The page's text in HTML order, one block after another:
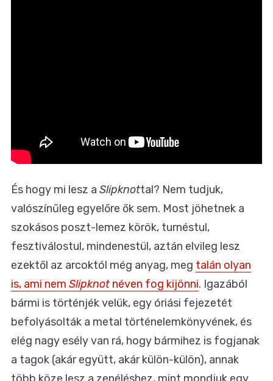
És hogy mi lesz a Slipknottal? Nem tudjuk,
valószínűleg egyelőre ők sem. Most jöhetnek a
szokásos poszt-lemez körök, turnéstul,
fesztiválostul, mindenestül, aztán elvileg lesz
ezektől az arcoktól még anyag, meg talán olyan
is, ami nem Slipknot néven fog kijönni. Igazából
bármi is történjék velük, egy óriási fejezetét
befolyásolták a metal történelemkönyvének, és
elég nagy esély van rá, hogy bármihez is fogjanak
a tagok (akár együtt, akár külön-külön), annak